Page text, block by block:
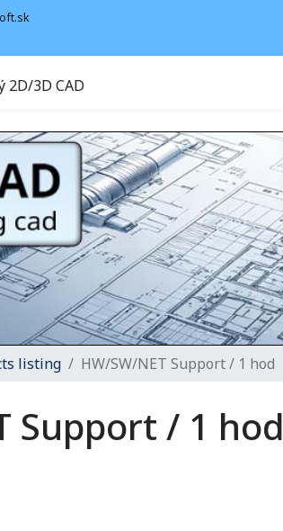
2D/3D CAD
listing HW/SW/NET Support / 1 hod
Support / 1 hod